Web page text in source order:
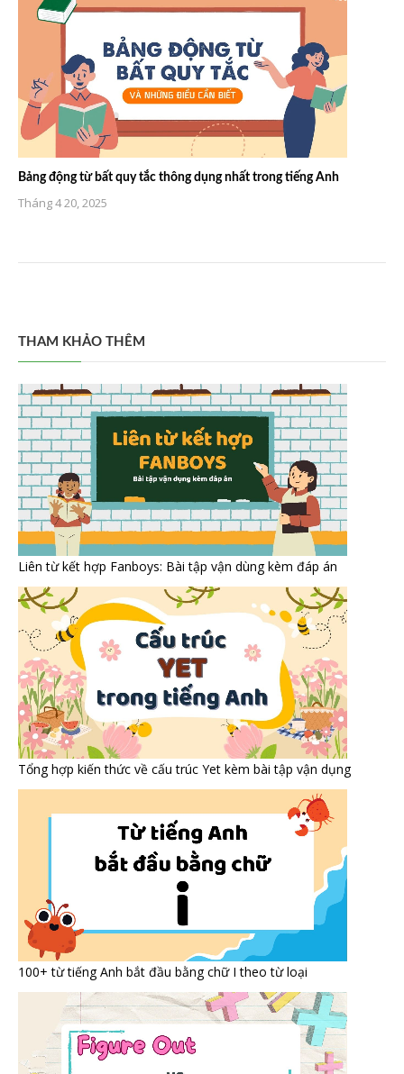
Bảng động từ bất quy tắc thông dụng nhất trong tiếng Anh
Tháng 4 20, 2025
THAM KHẢO THÊM
Liên từ kết hợp Fanboys: Bài tập vận dùng kèm đáp án
Tổng hợp kiến thức về cấu trúc Yet kèm bài tập vận dụng
100+ từ tiếng Anh bắt đầu bằng chữ I theo từ loại